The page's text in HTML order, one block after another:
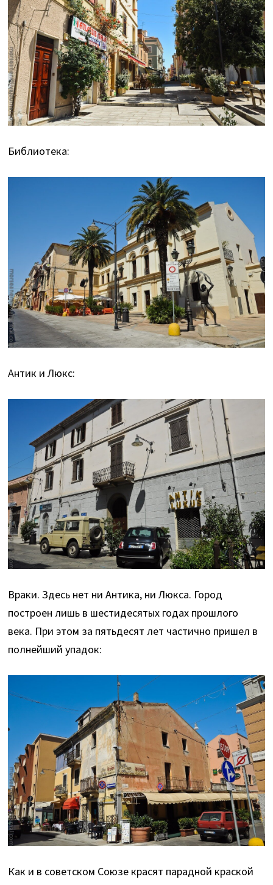
Библиотека:
Антик и Люкс:
Враки. Здесь нет ни Антика, ни Люкса. Город
построен лишь в шестидесятых годах прошлого
века. При этом за пятьдесят лет частично пришел в
полнейший упадок:
Как и в советском Союзе красят парадной краской